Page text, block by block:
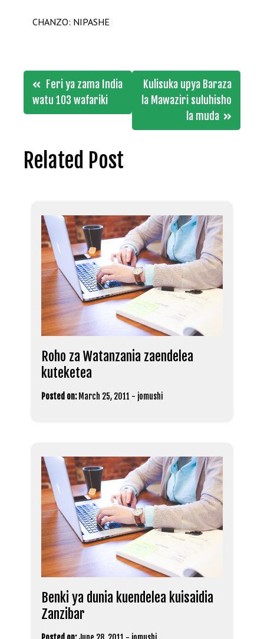
CHANZO: NIPASHE
Post
navigation
Feri ya zama India
watu 103 wafariki
Kulisuka upya Baraza
la Mawaziri suluhisho
la muda
Related Post
Roho za Watanzania zaendelea
kuteketea
Posted on: March 25, 2011 - jomushi
Benki ya dunia kuendelea kuisaidia
Zanzibar